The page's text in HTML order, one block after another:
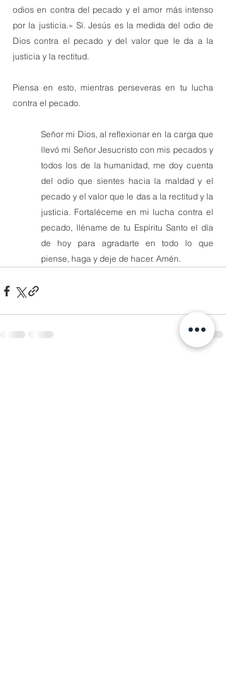
odios en contra del pecado y el amor más intenso
por la justicia.» Sí. Jesús es la medida del odio de
Dios contra el pecado y del valor que le da a la
justicia y la rectitud.
Piensa en esto, mientras perseveras en tu lucha
contra el pecado.
Señor mi Dios, al reflexionar en la carga que
llevó mi Señor Jesucristo con mis pecados y
todos los de la humanidad, me doy cuenta
del odio que sientes hacia la maldad y el
pecado y el valor que le das a la rectitud y la
justicia. Fortaléceme en mi lucha contra el
pecado, lléname de tu Espíritu Santo el día
de hoy para agradarte en todo lo que
piense, haga y deje de hacer. Amén.